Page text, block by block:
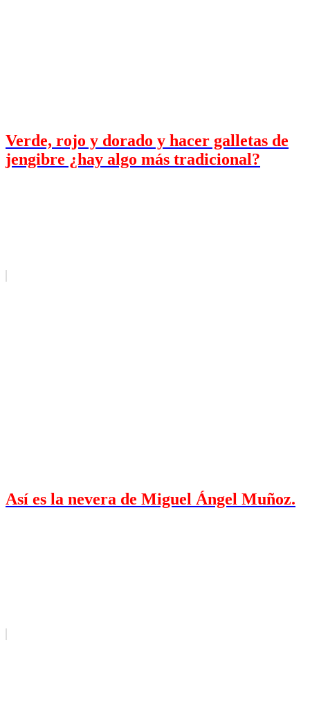
Verde, rojo y dorado y hacer galletas de
jengibre ¿hay algo más tradicional?
Así es la nevera de Miguel Ángel Muñoz.